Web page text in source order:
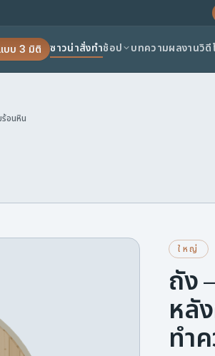
บบ 3 มิติ ซาวน่าสั่งทำช้อป บทความผลงานวิดี
อนหิน
ใหญ่
ถัง
หลั
ทำ